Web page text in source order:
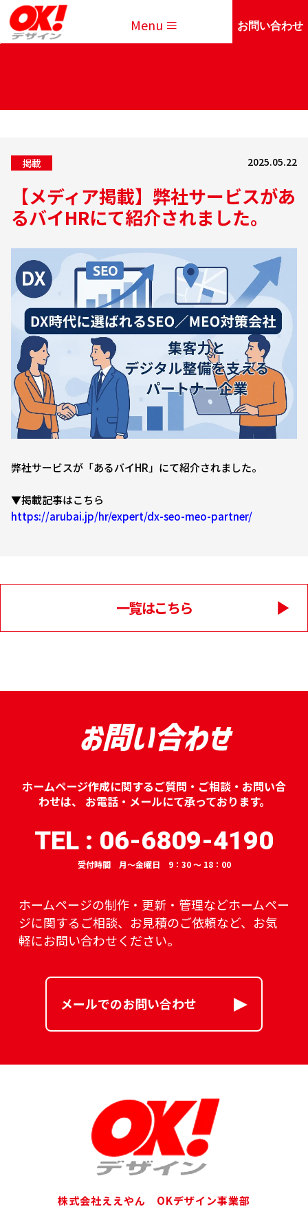
Menu お問い合わせ
掲載 2025.05.22
【メディア掲載】弊社サービスがあ
るバイHRにて紹介されました。
弊社サービスが「あるバイHR」にて紹介されました。
▼掲載記事はこちら
https://arubai.jp/hr/expert/dx-seo-meo-partner/
一覧はこちら
お問い合わせ
ホームページ作成に関するご質問・ご相談・お問い合
わせは、
お電話・メールにて承っております。
TEL : 06-6809-4190
受付時間 月～金曜日 9：30 ～ 18：00
ホームページの制作・更新・管理などホームペー
ジに関するご相談、 お見積のご依頼など、お気
軽にお問い合わせください。
メールでのお問い合わせ
株式会社ええやん OKデザイン事業部